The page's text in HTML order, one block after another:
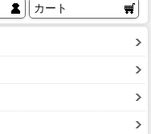
カート